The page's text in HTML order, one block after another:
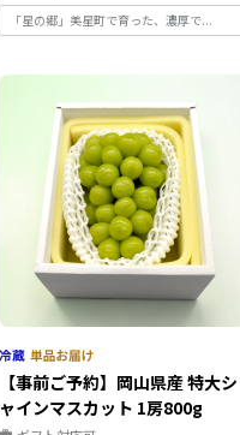
「星の郷」美星町で育った、濃厚で...
【事前ご予約】岡山県産 特大シ
ャインマスカット 1房800g